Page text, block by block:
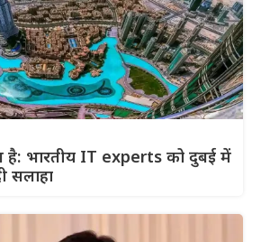
है: भारतीय IT experts को दुबई में
सलाहा